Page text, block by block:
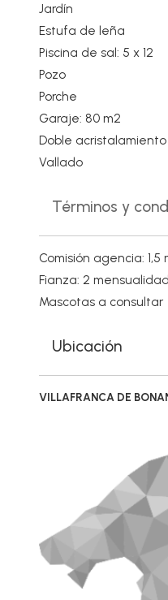
Jardín
Estufa de leña
Piscina de sal: 5 x 12
Pozo
Porche
Garaje: 80 m2
Doble acristalamiento
Vallado
Términos y
Comisión agencia:
Fianza: 2
Mascotas a consultar
Ubicación
VILLAFRANCA DE